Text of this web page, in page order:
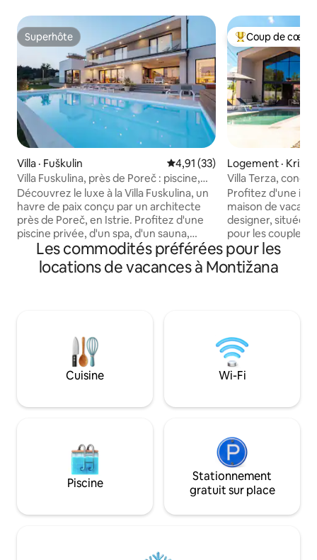
Superhôte
Superhôte
Villa · Fuškulin Note moyenne de 4,91 sur 5,
4,91 (33)
Villa Fuskulina, près de Poreč : piscine,
jacuzzi, salle de sport
Découvrez le luxe à la Villa Fuskulina, un
havre de paix conçu par un architecte
près de Poreč, en Istrie. Profitez d'une
piscine privée, d'un spa, d'un sauna,
d'une salle de sport, d'une cuisine
extérieure entièrement équipée et
d'une vue sur la mer Adriatique. Cette
les amis ou les affaires, avec une borne
de recharge pour véhicules électriques
et un environnement paisible au milieu
des oliviers. Découvrez la beauté de
Coup de cœur
Coup de cœur
Logement ·
Villa Terza,
Profitez d'une
maison de
designer, située à
pour les couples
maison fait 109
m2. La maison
confortables avec
(1,2 mille) de tous
située dans le
fait un excellent
explorer toute la
Les commodités préférées pour les
locations de vacances à Montižana
Cuisine Wi-Fi
Piscine
Stationnement
gratuit sur place